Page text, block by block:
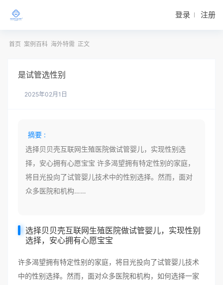
登录 注册
首页 案例百科 海外特需 正文
是试管选性别
2025年02月1日
摘要 :
选择贝贝壳互联网生殖医院做试管婴儿，实现性别选
择，安心拥有心愿宝宝 许多渴望拥有特定性别的家庭，
将目光投向了试管婴儿技术中的性别选择。然而，面对
众多医院和机构……
选择贝贝壳互联网生殖医院做试管婴儿，实现性别
选择，安心拥有心愿宝宝
许多渴望拥有特定性别的家庭，将目光投向了试管婴儿技术
中的性别选择。然而，面对众多医院和机构，如何选择一家